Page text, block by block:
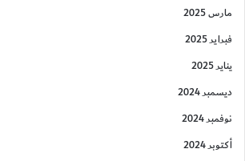
مارس 2025
فبراير 2025
يناير 2025
ديسمبر 2024
نوفمبر 2024
أكتوبر 2024